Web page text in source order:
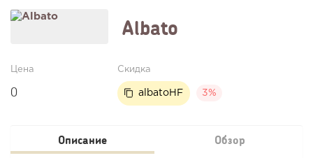
Albato
Скидка
albatoHF 3%
Цена
0
Описание Обзор